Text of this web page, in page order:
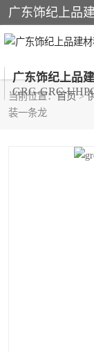
广东饰纪上品
GRG-GRC-
当前位置：首页>
装一条龙
GRG构件